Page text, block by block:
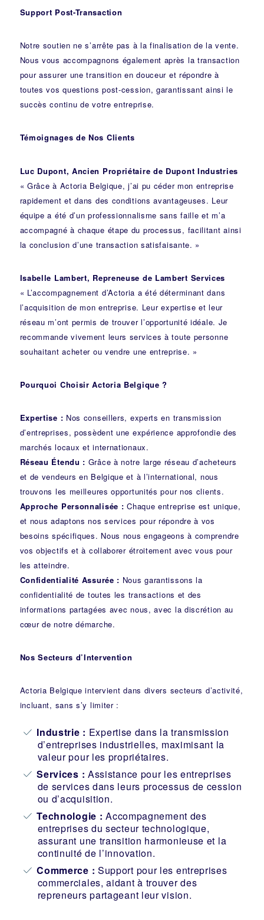
Support Post-Transaction
Notre soutien ne s’arrête pas à la finalisation de la vente.
Nous vous accompagnons également après la transaction
pour assurer une transition en douceur et répondre à
toutes vos questions post-cession, garantissant ainsi le
succès continu de votre entreprise.
Témoignages de Nos Clients
Luc Dupont, Ancien Propriétaire de Dupont Industries
« Grâce à Actoria Belgique, j’ai pu céder mon entreprise
rapidement et dans des conditions avantageuses. Leur
équipe a été d’un professionnalisme sans faille et m’a
accompagné à chaque étape du processus, facilitant ainsi
la conclusion d’une transaction satisfaisante. »
Isabelle Lambert, Repreneuse de Lambert Services
« L’accompagnement d’Actoria a été déterminant dans
l’acquisition de mon entreprise. Leur expertise et leur
réseau m’ont permis de trouver l’opportunité idéale. Je
recommande vivement leurs services à toute personne
souhaitant acheter ou vendre une entreprise. »
Pourquoi Choisir Actoria Belgique ?
Expertise : Nos conseillers, experts en transmission
d’entreprises, possèdent une expérience approfondie des
marchés locaux et internationaux.
Réseau Étendu : Grâce à notre large réseau d’acheteurs
et de vendeurs en Belgique et à l’international, nous
trouvons les meilleures opportunités pour nos clients.
Approche Personnalisée : Chaque entreprise est unique,
et nous adaptons nos services pour répondre à vos
besoins spécifiques. Nous nous engageons à comprendre
vos objectifs et à collaborer étroitement avec vous pour
les atteindre.
Confidentialité Assurée : Nous garantissons la
confidentialité de toutes les transactions et des
informations partagées avec nous, avec la discrétion au
cœur de notre démarche.
Nos Secteurs d’Intervention
Actoria Belgique intervient dans divers secteurs d’activité,
incluant, sans s’y limiter :
Industrie : Expertise dans la transmission
d’entreprises industrielles, maximisant la
valeur pour les propriétaires.
Services : Assistance pour les entreprises
de services dans leurs processus de cession
ou d’acquisition.
Technologie : Accompagnement des
entreprises du secteur technologique,
assurant une transition harmonieuse et la
continuité de l’innovation.
Commerce : Support pour les entreprises
commerciales, aidant à trouver des
repreneurs partageant leur vision.